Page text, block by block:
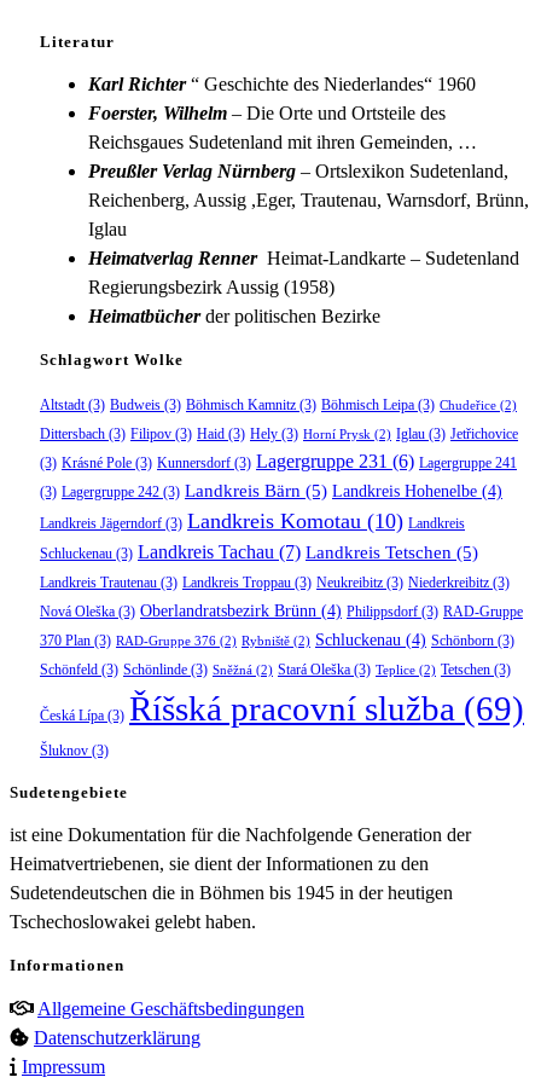
Literatur
Karl Richter“ Geschichte des Niederlandes“ 1960
Foerster, Wilhelm – Die Orte und Ortsteile des
Reichsgaues Sudetenland mit ihren Gemeinden, …
Preußler Verlag Nürnberg – Ortslexikon Sudetenland,
Reichenberg, Aussig ,Eger, Trautenau, Warnsdorf, Brünn,
Iglau
Heimatverlag Renner Heimat-Landkarte – Sudetenland
Regierungsbezirk Aussig (1958)
Heimatbücherder politischen Bezirke
Schlagwort Wolke
Altstadt (3) Budweis (3) Böhmisch Kamnitz (3) Böhmisch Leipa (3) Chudeřice (2)
Dittersbach (3) Filipov (3) Haid (3) Hely (3) Horní Prysk (2) Iglau (3) Jetřichovice
(3) Krásné Pole (3) Kunnersdorf (3) Lagergruppe 231 (6) Lagergruppe 241
(3) Lagergruppe 242 (3) Landkreis Bärn (5) Landkreis Hohenelbe (4)
Landkreis Jägerndorf (3) Landkreis Komotau (10) Landkreis
Schluckenau (3) Landkreis Tachau (7) Landkreis Tetschen (5)
Landkreis Trautenau (3) Landkreis Troppau (3) Neukreibitz (3) Niederkreibitz (3)
Nová Oleška (3) Oberlandratsbezirk Brünn (4) Philippsdorf (3) RAD-Gruppe
370 Plan (3) RAD-Gruppe 376 (2) Rybniště (2) Schluckenau (4) Schönborn (3)
Schönfeld (3) Schönlinde (3) Sněžná (2) Stará Oleška (3) Teplice (2) Tetschen (3)
Česká Lípa (3) Říšská pracovní služba (69)
Šluknov (3)
Sudetengebiete
ist eine Dokumentation für die Nachfolgende Generation der
Heimatvertriebenen, sie dient der Informationen zu den
Sudetendeutschen die in Böhmen bis 1945 in der heutigen
Tschechoslowakei gelebt haben.
Informationen
Allgemeine Geschäftsbedingungen
Datenschutzerklärung
Impressum